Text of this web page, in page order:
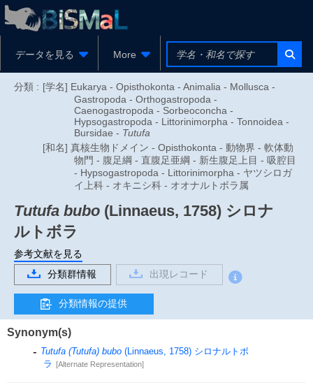
データを見る More
分類 : [学名] Eukarya - Opisthokonta - Animalia - Mollusca -
Gastropoda - Orthogastropoda -
Caenogastropoda - Sorbeoconcha -
Hypsogastropoda - Littorinimorpha - Tonnoidea -
Bursidae - Tutufa
[和名] 真核生物ドメイン - Opisthokonta - 動物界 - 軟体動
物門 - 腹足綱 - 直腹足亜綱 - 新生腹足上目 - 吸腔目
- Hypsogastropoda - Littorinimorpha - ヤツシロガ
イ上科 - オキニシ科 - オオナルトボラ属
Tutufa bubo (Linnaeus, 1758) シロナ
ルトボラ
参考文献を見る
分類群情報
出現レコード
分類情報の提供
Synonym(s)
Tutufa (Tutufa) bubo (Linnaeus, 1758) シロナルトボ
ラ [Alternate Representation]